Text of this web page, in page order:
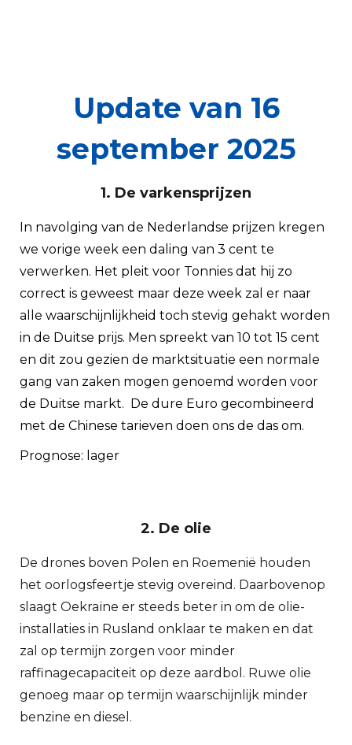
Update van 16
september 2025
1. De varkensprijzen
In navolging van de Nederlandse prijzen kregen
we vorige week een daling van 3 cent te
verwerken. Het pleit voor Tonnies dat hij zo
correct is geweest maar deze week zal er naar
alle waarschijnlijkheid toch stevig gehakt worden
in de Duitse prijs. Men spreekt van 10 tot 15 cent
en dit zou gezien de marktsituatie een normale
gang van zaken mogen genoemd worden voor
de Duitse markt. De dure Euro gecombineerd
met de Chinese tarieven doen ons de das om.
Prognose: lager
2. De olie
De drones boven Polen en Roemenië houden
het oorlogsfeertje stevig overeind. Daarbovenop
slaagt Oekraïne er steeds beter in om de olie-
installaties in Rusland onklaar te maken en dat
zal op termijn zorgen voor minder
raffinagecapaciteit op deze aardbol. Ruwe olie
genoeg maar op termijn waarschijnlijk minder
benzine en diesel.